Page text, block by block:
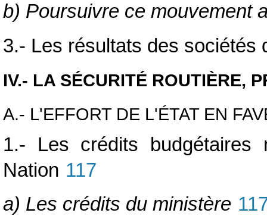
b) Poursuivre ce mouvement
3.- Les résultats des sociétés
IV.- LA SÉCURITÉ ROUTIÈRE,
A.- L'EFFORT DE L'ÉTAT EN
1.- Les crédits budgétaires
Nation 117
a) Les crédits du ministère